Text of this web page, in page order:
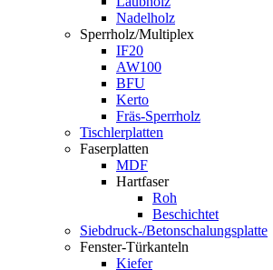
Nadelholz
Sperrholz/Multiplex
IF20
AW100
BFU
Kerto
Fräs-Sperrholz
Tischlerplatten
Faserplatten
MDF
Hartfaser
Roh
Beschichtet
Siebdruck-/Betonschalungsplatte
Fenster-Türkanteln
Kiefer